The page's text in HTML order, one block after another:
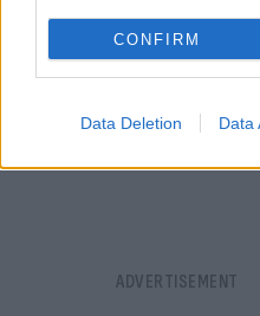
CONFIRM
Data Deletion Data